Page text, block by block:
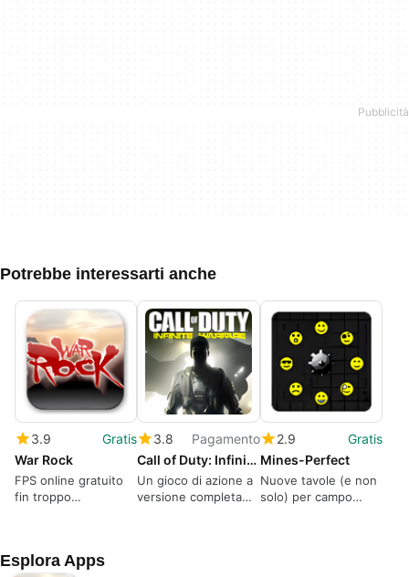
Potrebbe interessarti anche
3.9
Gratis
War Rock
FPS online gratuito
fin troppo
3.8
Pagamento
Call of Duty: Infinite Warfare
Un gioco di azione a
versione completa
2.9
Gratis
Mines-Perfect
Nuove tavole (e non
solo) per campo
Esplora Apps